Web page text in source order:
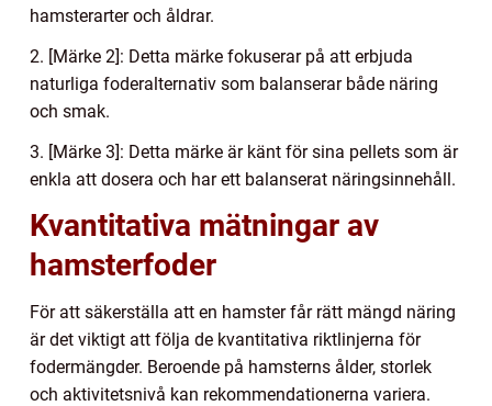
hamsterarter och åldrar.
2. [Märke 2]: Detta märke fokuserar på att erbjuda
naturliga foderalternativ som balanserar både näring
och smak.
3. [Märke 3]: Detta märke är känt för sina pellets som är
enkla att dosera och har ett balanserat näringsinnehåll.
Kvantitativa mätningar av
hamsterfoder
För att säkerställa att en hamster får rätt mängd näring
är det viktigt att följa de kvantitativa riktlinjerna för
fodermängder. Beroende på hamsterns ålder, storlek
och aktivitetsnivå kan rekommendationerna variera.